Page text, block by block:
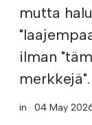
mutta
ilman
merkkejä".
in · 04 May